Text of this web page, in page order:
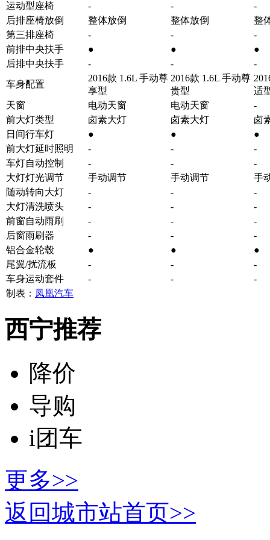
运动型座椅 - -
-
后排座椅放倒
整体放倒 整体放倒
整
第三排座椅
- -
-
前排中央扶手
● ●
●
后排中央扶手
- -
-
车身配置
2016款 1.6L 手动尊
享型
2016款 1.6L 手动尊
贵型
适
天窗
电动天窗 电动天窗
-
前大灯类型
卤素大灯 卤素大灯
卤
日间行车灯
● ●
●
前大灯延时照明
- -
-
车灯自动控制
- -
-
大灯灯光调节
手动调节 手动调节
手
随动转向大灯
- -
-
大灯清洗喷头
- -
-
前窗自动雨刷
- -
-
后窗雨刷器
- -
-
铝合金轮毂
● ●
●
尾翼/扰流板
- -
-
车身运动套件
- -
-
制表： 凤凰汽车
西宁推荐
降价
导购
i团车
更多>>
返回城市站首页>>